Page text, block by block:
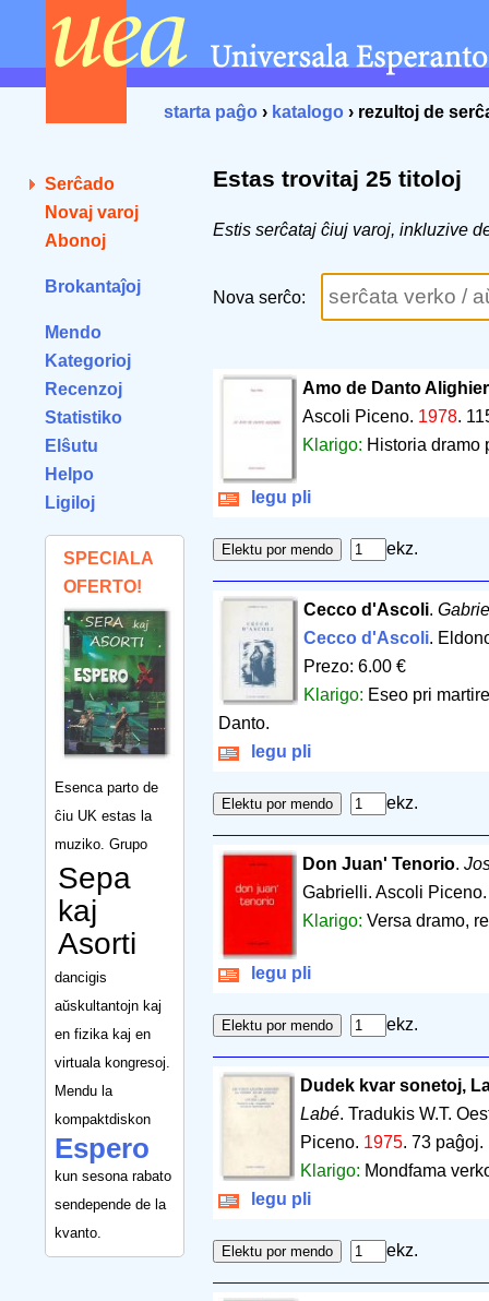
starta paĝo › katalogo › rezultoj de
Serĉado
Novaj varoj
Abonoj
Brokantaĵoj
Mendo
Kategorioj
Recenzoj
Statistiko
Elŝutu
Helpo
Ligiloj
SPECIALA
OFERTO!
Esenca parto de
ĉiu UK estas la
muziko. Grupo
Sepa
kaj
Asorti
dancigis
aŭskultantojn kaj
en fizika kaj en
virtuala kongresoj.
Mendu la
kompaktdiskon
Espero
kun sesona rabato
sendepende de la
kvanto.
Estas trovitaj 25 titoloj
Estis serĉataj ĉiuj varoj, inkluzive
Nova serĉo:
Amo de Danto
Ascoli Piceno. 1978.
Klarigo: Historia dramo
legu pli
ekz.
Cecco d'Ascoli.
Cecco d'Ascoli.
Prezo: 6.00 €
Klarigo: Eseo pri
Danto.
legu pli
ekz.
Don Juan' Tenorio.
Gabrielli. Ascoli
Klarigo: Versa dramo,
legu pli
ekz.
Dudek kvar sonetoj,
Labé. Tradukis W.T.
Piceno. 1975. 73 paĝoj.
Klarigo: Mondfama
legu pli
ekz.